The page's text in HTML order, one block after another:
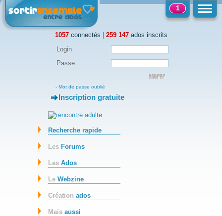
1057connectés | 259 147ados inscrits
1
Login
Passe
- Mot de passe oublié
-Inscription gratuite
Recherche rapide
Les Forums
LesAdos
LeWebzine
Créationados
Maisaussi